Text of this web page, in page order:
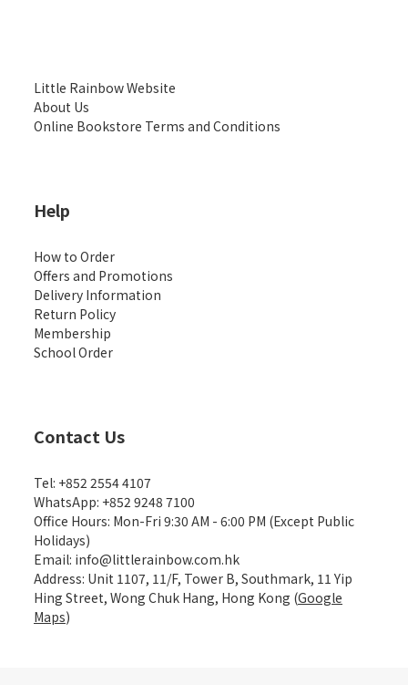
Little Rainbow Website
About Us
Online Bookstore Terms and Conditions
Help
How to Order
Offers and Promotions
Delivery Information
Return Policy
Membership
School Order
Contact Us
Tel: +852 2554 4107
WhatsApp: +852 9248 7100
Office Hours: Mon-Fri 9:30 AM - 6:00 PM (Except Public
Holidays)
Email: info@littlerainbow.com.hk
Address: Unit 1107, 11/F, Tower B, Southmark, 11 Yip
Hing Street, Wong Chuk Hang, Hong Kong (Google
Maps)